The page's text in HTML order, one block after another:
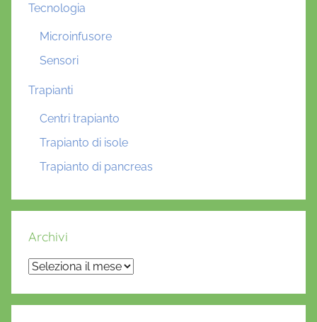
Tecnologia
Microinfusore
Sensori
Trapianti
Centri trapianto
Trapianto di isole
Trapianto di pancreas
Archivi
Archivi